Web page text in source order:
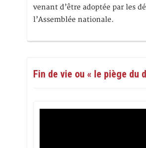
venant d’être adoptée par les
l’Assemblée nationale.
Fin de vie ou « le piège du